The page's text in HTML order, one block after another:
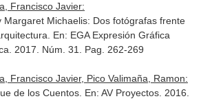
Francisco Javier:
Margaret Michaelis: Dos fotógrafas frente
En: EGA Expresión Gráfica
. 2017. Núm. 31. Pag. 262-269
Francisco Javier, Pico Valimaña, Ramon:
de los Cuentos. En: AV Proyectos. 2016.